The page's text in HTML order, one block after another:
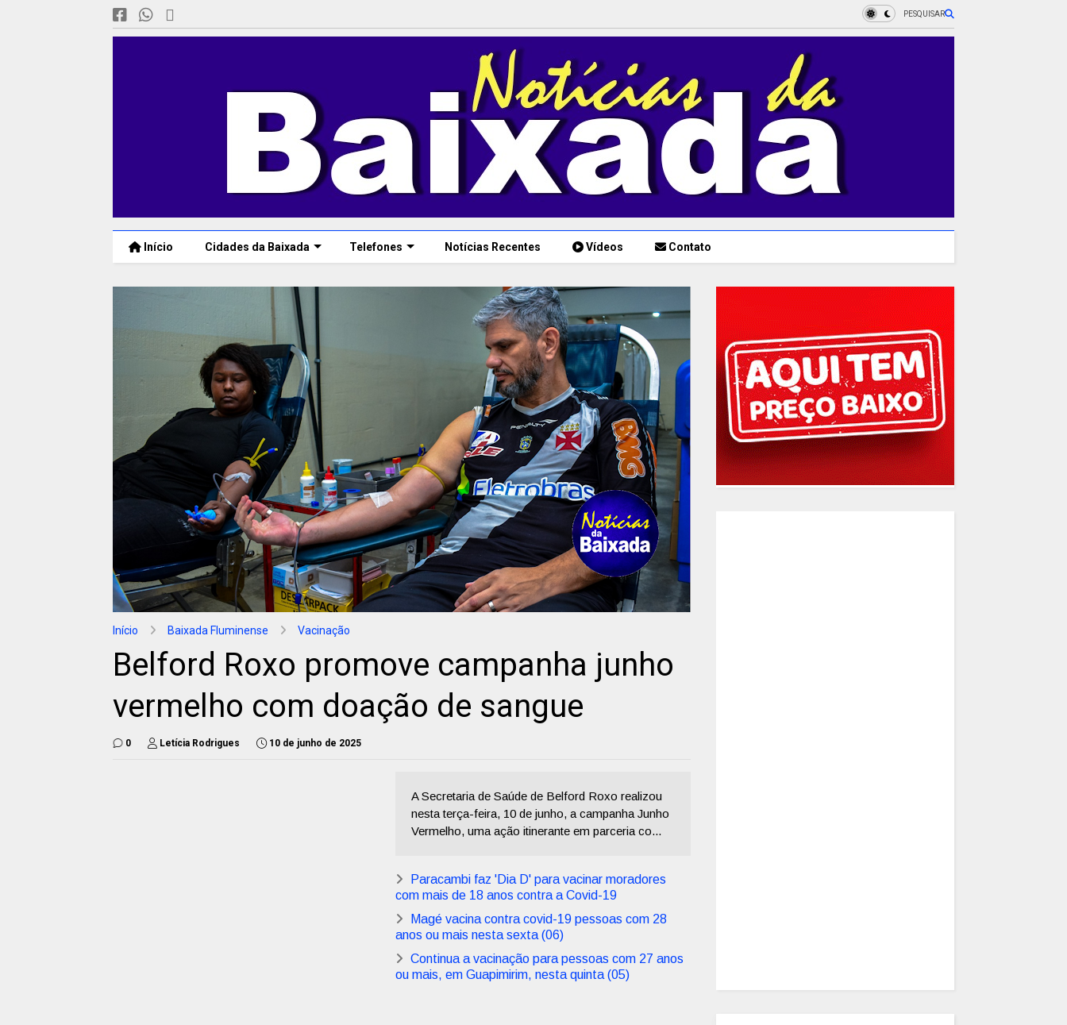
PESQUISAR
Início Cidades da Baixada Telefones Notícias Recentes Vídeos Contato
Início Baixada Fluminense Vacinação
Belford Roxo promove campanha junho
vermelho com doação de sangue
0 Letícia Rodrigues 10 de junho de 2025
A Secretaria de Saúde de Belford Roxo realizou
nesta terça-feira, 10 de junho, a campanha Junho
Vermelho, uma ação itinerante em parceria co...
Paracambi faz 'Dia D' para vacinar moradores
com mais de 18 anos contra a Covid-19
Magé vacina contra covid-19 pessoas com 28
anos ou mais nesta sexta (06)
Continua a vacinação para pessoas com 27 anos
ou mais, em Guapimirim, nesta quinta (05)